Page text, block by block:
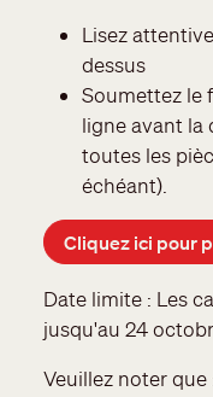
Lisez
dessus
Soumettez le
ligne avant la
toutes les
échéant).
Cliquez ici pour
Date limite : Les
jusqu'au 24
Veuillez noter que